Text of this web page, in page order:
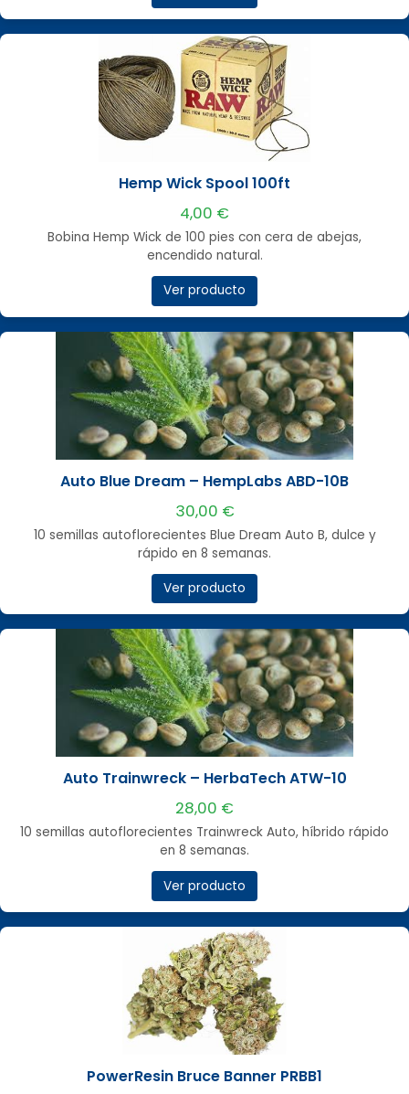
Hemp Wick Spool 100ft
4,00 €
Bobina Hemp Wick de 100 pies con cera de abejas,
encendido natural.
Ver producto
Auto Blue Dream – HempLabs ABD-10B
30,00 €
10 semillas autoflorecientes Blue Dream Auto B, dulce y
rápido en 8 semanas.
Ver producto
Auto Trainwreck – HerbaTech ATW-10
28,00 €
10 semillas autoflorecientes Trainwreck Auto, híbrido rápido
en 8 semanas.
Ver producto
PowerResin Bruce Banner PRBB1